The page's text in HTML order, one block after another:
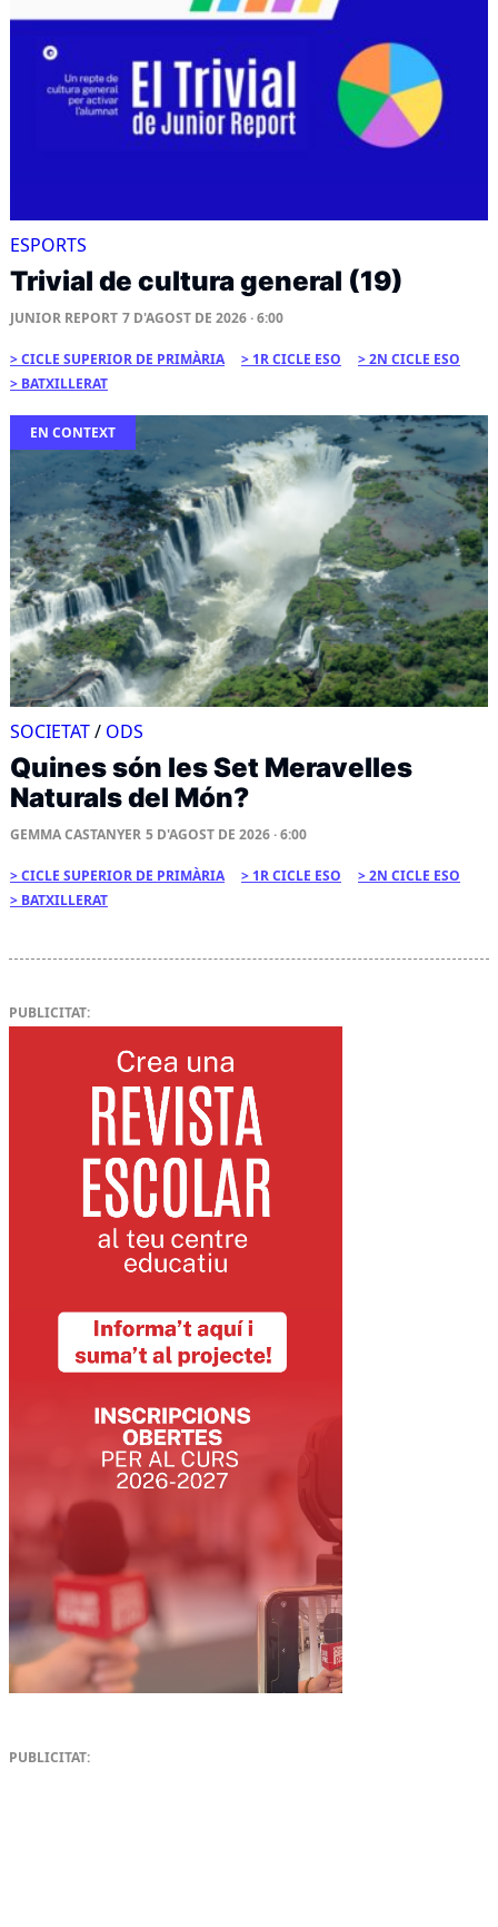
ESPORTS
Trivial de cultura general (19)
JUNIOR REPORT 7 D'AGOST DE 2026 · 6:00
CICLE SUPERIOR DE PRIMÀRIA 1R CICLE ESO
2N CICLE ESO
BATXILLERAT
EN CONTEXT
SOCIETAT/ ODS
Quines són les Set Meravelles
Naturals del Món?
GEMMA CASTANYER 5 D'AGOST DE 2026 · 6:00
CICLE SUPERIOR DE PRIMÀRIA 1R CICLE ESO
2N CICLE ESO
BATXILLERAT
PUBLICITAT:
PUBLICITAT: